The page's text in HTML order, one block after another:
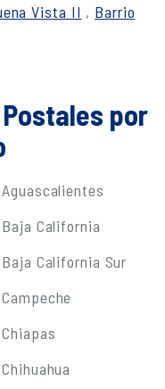
Vista II , Barrio
por
California
California Sur